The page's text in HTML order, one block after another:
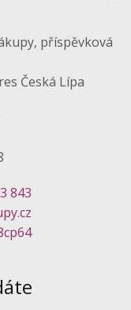
příspěvková
Česká Lípa
843